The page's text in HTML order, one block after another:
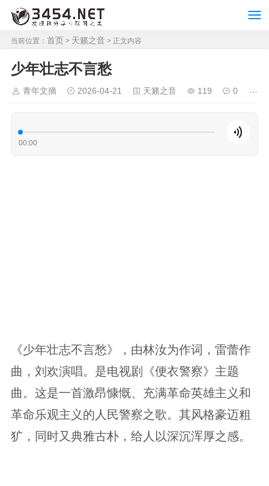
当前位置： 首页 > 天籁之音 > 正文内容
少年壮志不言愁
青年文摘 2026-04-21 天籁之音 119 0
00:00
《少年壮志不言愁》，由林汝为作词，雷蕾作
曲，刘欢演唱。是电视剧《便衣警察》主题
曲。这是一首激昂慷慨、充满革命英雄主义和
革命乐观主义的人民警察之歌。其风格豪迈粗
犷，同时又典雅古朴，给人以深沉浑厚之感。